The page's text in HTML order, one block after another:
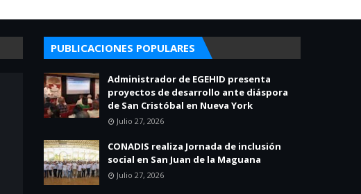
PUBLICACIONES POPULARES
Administrador de EGEHID presenta
proyectos de desarrollo ante diáspora
de San Cristóbal en Nueva York
Julio 27, 2026
CONADIS realiza Jornada de inclusión
social en San Juan de la Maguana
Julio 27, 2026